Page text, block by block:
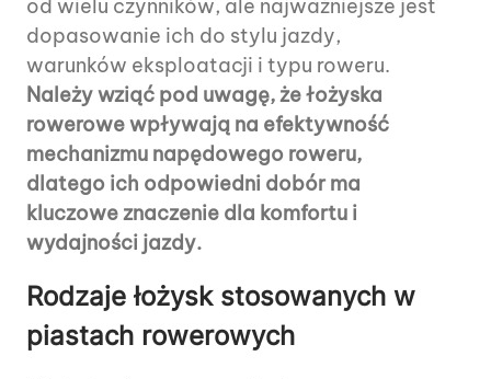
od wielu czynników, ale najważniejsze jest
dopasowanie ich do stylu jazdy,
warunków eksploatacji i typu roweru.
Należy wziąć pod uwagę, że łożyska
rowerowe wpływają na efektywność
mechanizmu napędowego roweru,
dlatego ich odpowiedni dobór ma
kluczowe znaczenie dla komfortu i
wydajności jazdy.
Rodzaje łożysk stosowanych w
piastach rowerowych